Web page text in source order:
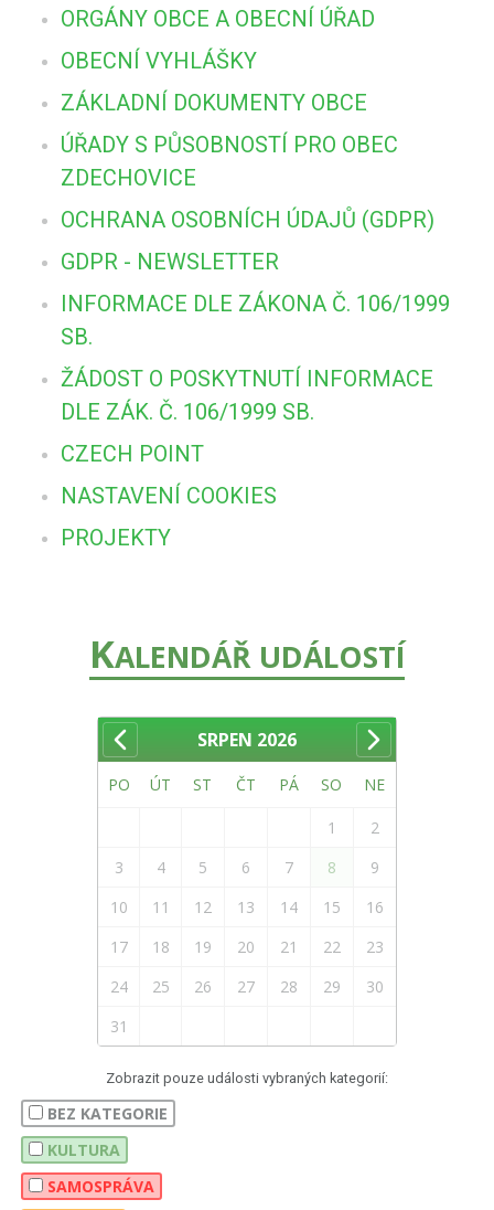
ORGÁNY OBCE A OBECNÍ ÚŘAD
OBECNÍ VYHLÁŠKY
ZÁKLADNÍ DOKUMENTY OBCE
ÚŘADY S PŮSOBNOSTÍ PRO OBEC
ZDECHOVICE
OCHRANA OSOBNÍCH ÚDAJŮ (GDPR)
GDPR - NEWSLETTER
INFORMACE DLE ZÁKONA Č. 106/1999
SB.
ŽÁDOST O POSKYTNUTÍ INFORMACE
DLE ZÁK. Č. 106/1999 SB.
CZECH POINT
NASTAVENÍ COOKIES
PROJEKTY
KALENDÁŘ UDÁLOSTÍ
SRPEN 2026
PO ÚT ST ČT PÁ SO NE
1
2
3
4 5 6 7 8
9
10
11 12 13 14 15
16
17
18 19 20 21 22
23
24
25 26 27 28 29
30
31
Zobrazit pouze události vybraných kategorií:
BEZ KATEGORIE
KULTURA
SAMOSPRÁVA